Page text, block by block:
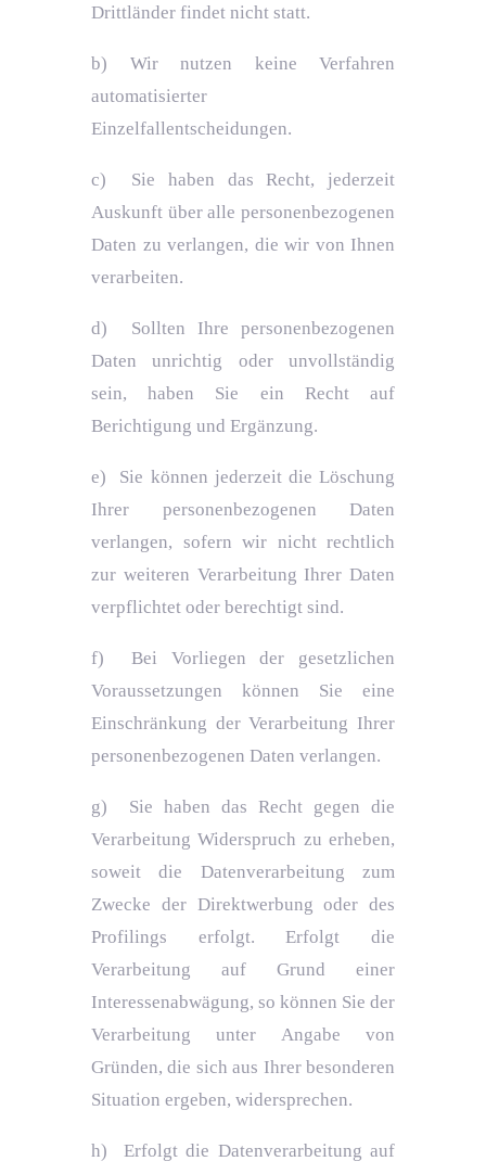
Drittländer findet nicht statt.
b) Wir nutzen keine Verfahren
automatisierter
Einzelfallentscheidungen.
c) Sie haben das Recht, jederzeit
Auskunft über alle personenbezogenen
Daten zu verlangen, die wir von Ihnen
verarbeiten.
d) Sollten Ihre personenbezogenen
Daten unrichtig oder unvollständig
sein, haben Sie ein Recht auf
Berichtigung und Ergänzung.
e) Sie können jederzeit die Löschung
Ihrer personenbezogenen Daten
verlangen, sofern wir nicht rechtlich
zur weiteren Verarbeitung Ihrer Daten
verpflichtet oder berechtigt sind.
f) Bei Vorliegen der gesetzlichen
Voraussetzungen können Sie eine
Einschränkung der Verarbeitung Ihrer
personenbezogenen Daten verlangen.
g) Sie haben das Recht gegen die
Verarbeitung Widerspruch zu erheben,
soweit die Datenverarbeitung zum
Zwecke der Direktwerbung oder des
Profilings erfolgt. Erfolgt die
Verarbeitung auf Grund einer
Interessenabwägung, so können Sie der
Verarbeitung unter Angabe von
Gründen, die sich aus Ihrer besonderen
Situation ergeben, widersprechen.
h) Erfolgt die Datenverarbeitung auf